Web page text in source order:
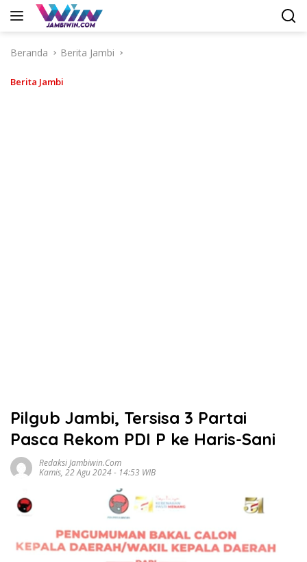
Langsung
Beranda
Berita Jambi
Berita Jambi
Pilgub Jambi, Tersisa 3 Partai
Pasca Rekom PDI P ke Haris-Sani
Redaksi Jambiwin.com
Kamis, 22 Agu 2024 - 14:53 WIB